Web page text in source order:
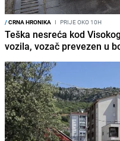
/CRNA HRONIKA I PRIJE OKO 10H
Teška nesreća kod
vozila, vozač prevezen u